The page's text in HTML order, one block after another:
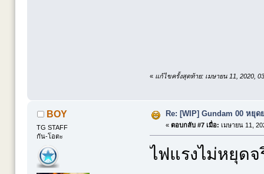
« แก้ไขครั้งสุดท้าย: เมษายน 11, 2020,
BOY
TG STAFF
กัน-โอตะ
Re: [WIP] Gundam 00 หยุด
« ตอบกลับ #7 เมื่อ: เมษายน 11,
ไฟแรงไม่หยุดจ